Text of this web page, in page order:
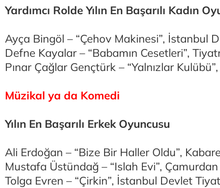
Yardımcı Rolde Yılın En Başarılı Kadın
Ayça Bingöl – “Çehov Makinesi”, İstanbul
Defne Kayalar – “Babamın Cesetleri”,
Pınar Çağlar Gençtürk – “Yalnızlar
Müzikal ya da Komedi
Yılın En Başarılı Erkek Oyuncusu
Ali Erdoğan – “Bize Bir Haller Oldu”,
Mustafa Üstündağ – “Islah Evi”,
Tolga Evren – “Çirkin”, İstanbul Devlet